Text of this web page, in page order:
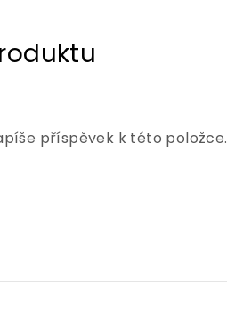
příspěvek k této položce.